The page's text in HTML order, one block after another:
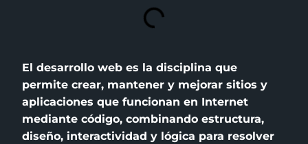
El desarrollo web es la disciplina que
permite crear, mantener y mejorar sitios y
aplicaciones que funcionan en Internet
mediante código, combinando estructura,
diseño, interactividad y lógica para resolver